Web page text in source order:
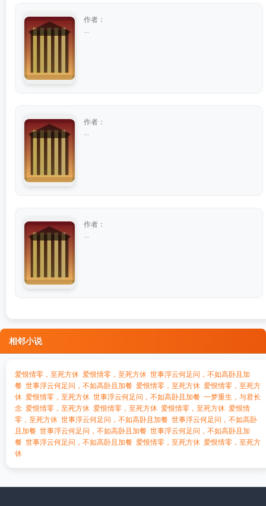
作者：
作者：
作者：
相邻小说
爱恨情零，至死方休 爱恨情零，至死方休 世事浮云何足问，不如高卧且加
餐 世事浮云何足问，不如高卧且加餐 爱恨情零，至死方休 爱恨情零，至死方
休 爱恨情零，至死方休 世事浮云何足问，不如高卧且加餐 一梦重生，与君长
念 爱恨情零，至死方休 爱恨情零，至死方休 爱恨情零，至死方休 爱恨情
零，至死方休 世事浮云何足问，不如高卧且加餐 世事浮云何足问，不如高卧
且加餐 世事浮云何足问，不如高卧且加餐 世事浮云何足问，不如高卧且加
餐 世事浮云何足问，不如高卧且加餐 爱恨情零，至死方休 爱恨情零，至死方
休